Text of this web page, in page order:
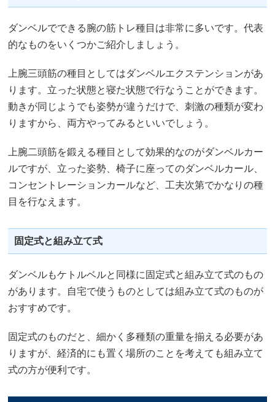
ダンベルでできる腕の筋トレ種目は非常に多いです。代表
的なものをいくつかご紹介しましょう。
上腕三頭筋の種目としてはダンベルエクステンションがあ
ります。立った状態と寝た状態で行なうことができます。
動きが同じようでも姿勢が違うだけで、刺激の種類が変わ
りますから、両方やってみるといいでしょう。
上腕二頭筋を鍛える種目として効果的なのがダンベルカー
ルですが、立った姿勢、椅子に座ってのダンベルカール、
コンセントレーションカールなど、工夫次第でかなりの種
目を行なえます。
固定式と組み立て式
ダンベルもケトルベルと同様に固定式と組み立て式のもの
があります。自宅で使うものとしては組み立て式のものが
おすすめです。
固定式のものだと、細かく多種類の重量を揃える必要があ
りますが、経済的にも置く場所のことを考えても組み立て
式の方が便利です。